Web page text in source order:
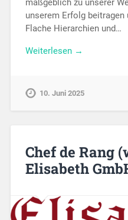
maßgeblich zu unserer
unserem Erfolg beitragen
Flache Hierarchien und…
Weiterlesen →
10. Juni 2025
Chef de Rang
Elisabeth